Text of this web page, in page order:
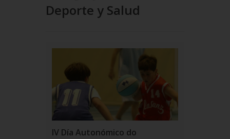
Deporte y Salud
IV Día Autonómico do